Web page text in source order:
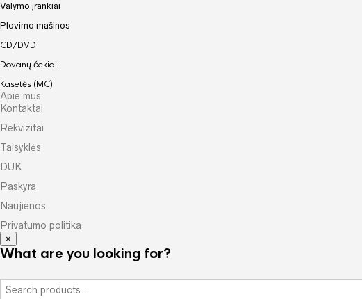
Valymo įrankiai
Plovimo mašinos
CD/DVD
Dovanų čekiai
Kasetės (MC)
Apie mus
Kontaktai
Rekvizitai
Taisyklės
DUK
Paskyra
Naujienos
Privatumo politika
×
What are you looking for?